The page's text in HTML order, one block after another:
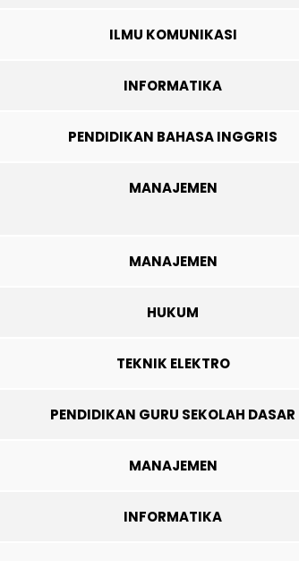
ILMU KOMUNIKASI
INFORMATIKA
PENDIDIKAN BAHASA INGGRIS
MANAJEMEN
MANAJEMEN
HUKUM
TEKNIK ELEKTRO
PENDIDIKAN GURU SEKOLAH DASAR
MANAJEMEN
INFORMATIKA